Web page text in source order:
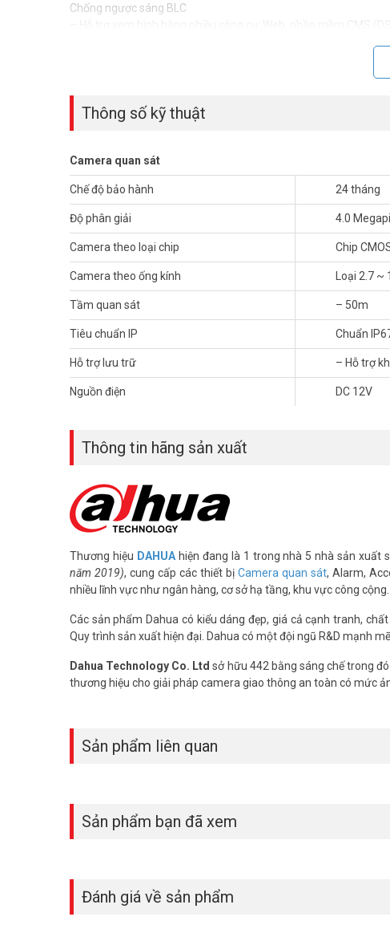
Chống ngược sáng BLC
– IP67, IK10, công nghệ ePoE
– Xuất xứ: Trung Quốc
Để cập nhật thông tin giá camera giám sát DAHUA mới nhất,
(028) 3962 5555 – (024) 6256 1111 – (024) 3273 6666 để được
Tham khảo các kênh thông tin khác:
– Facebook:https://www.facebook.com/vuhoangtelecom/
– Youtube:https://www.youtube.com/c/VuhoangTVChannel
– Website:
https://vuhoangtelecom.vn/
Thông số kỹ thuật
Camera quan sát
Chế độ bảo hành 24 tháng
Độ phân giải 4.0
Camera theo loại chip Chip
Camera theo ống kính Loại 2.7 ~
Tầm quan sát – 50m
Tiêu chuẩn IP Chuẩn
Hỗ trợ lưu trữ – Hỗ trợ
Nguồn điện DC 12V
Thông tin hãng sản xuất
Thương hiệu DAHUAhiện đang là 1 trong nhà 5 nhà sản xuất
năm 2019), cung cấp các thiết bị Camera quan sát, Alarm,
nhiều lĩnh vực như ngân hàng, cơ sở hạ tầng, khu vực công cộng…
Các sản phẩm Dahua có kiểu dáng đẹp, giá cả cạnh tranh,
Quy trình sản xuất hiện đại. Dahua có một đội ngũ R&D mạnh
Dahua Technology Co. Ltd sở hữu 442 bằng sáng chế trong
thương hiệu cho giải pháp camera giao thông an toàn có mức
Sản phẩm liên quan
Sản phẩm bạn đã xem
Đánh giá về sản phẩm